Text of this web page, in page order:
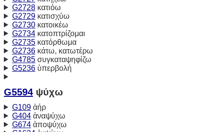
G2728κατιόω
G2729κατισχύω
G2730κατοικέω
G2734κατοπτρίζομαι
G2735κατόρθωμα
G2736κάτω, κατωτέρω
G4785συγκαταψηφίζω
G5236ὑπερβολή
G5594 ψύχω
G109ἀήρ
G404ἀναψύχω
G674ἀποψύχω